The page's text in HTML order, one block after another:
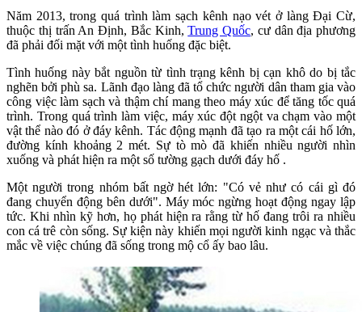
Năm 2013, trong quá trình làm sạch kênh nạo vét ở làng Đại Cừ,
thuộc thị trấn An Định, Bắc Kinh,Trung Quốc, cư dân địa phương
đã phải đối mặt với một tình huống đặc biệt.
Tình huống này bắt nguồn từ tình trạng kênh bị cạn khô do bị tắc
nghẽn bởi phù sa. Lãnh đạo làng đã tổ chức người dân tham gia vào
công việc làm sạch và thậm chí mang theo máy xúc để tăng tốc quá
trình. Trong quá trình làm việc, máy xúc đột ngột va chạm vào một
vật thể nào đó ở đáy kênh. Tác động mạnh đã tạo ra một cái hố lớn,
đường kính khoảng 2 mét. Sự tò mò đã khiến nhiều người nhìn
xuống và phát hiện ra một số tường gạch dưới đáy hố .
Một người trong nhóm bất ngờ hét lớn: "Có vẻ như có cái gì đó
đang chuyển động bên dưới". Máy móc ngừng hoạt động ngay lập
tức. Khi nhìn kỹ hơn, họ phát hiện ra rằng từ hố đang trôi ra nhiều
con cá trê còn sống. Sự kiện này khiến mọi người kinh ngạc và thắc
mắc về việc chúng đã sống trong mộ cổ ấy bao lâu.